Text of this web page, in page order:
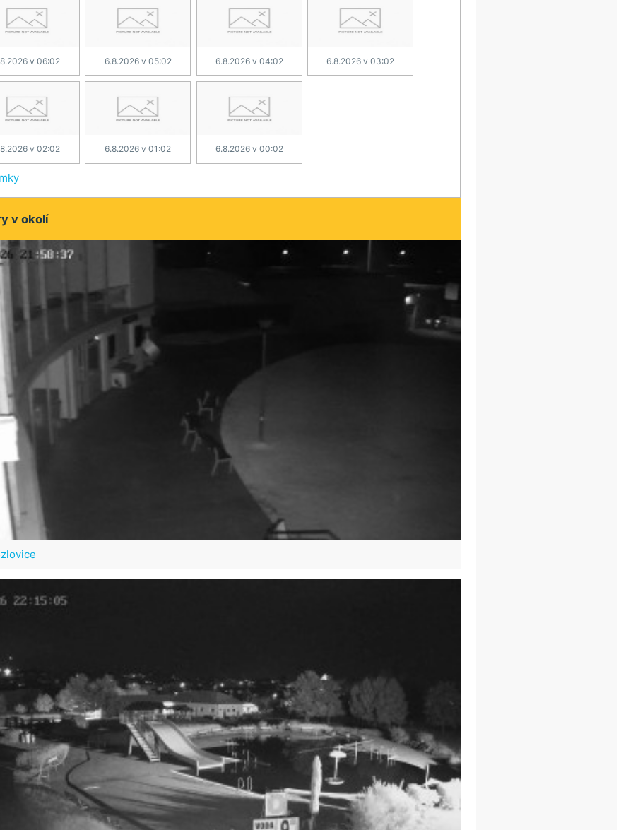
v 06:02 6.8.2026 v 05:02 6.8.2026 v 04:02 6.8.2026 v 03:02
v 02:02 6.8.2026 v 01:02 6.8.2026 v 00:02
v okolí